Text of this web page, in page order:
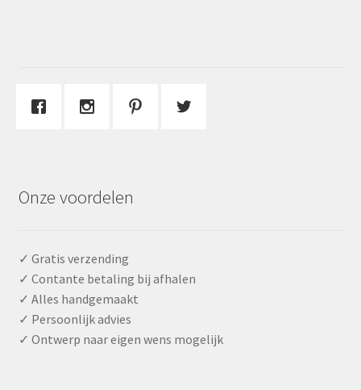
Onze voordelen
✓ Gratis verzending
✓ Contante betaling bij afhalen
✓ Alles handgemaakt
✓ Persoonlijk advies
✓ Ontwerp naar eigen wens mogelijk